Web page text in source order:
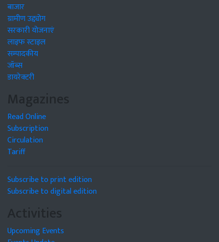
बाजार
ग्रामीण उद्द्योग
सरकारी योजनाएं
लाइफ स्टाइल
सम्पादकीय
जॉब्स
डायरेक्टरी
Magazines
Read Online
Subscription
Circulation
Tariff
Subscribe to print edition
Subscribe to digital edition
Activities
Upcoming Events